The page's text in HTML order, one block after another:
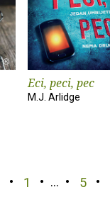
Eci, peci, pec
M.J. Arlidge
1 … 5